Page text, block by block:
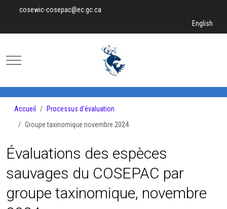
cosewic-cosepac@ec.gc.ca
Sélectionnez
English
Mobile Menu Toggle
Accueil
Processus d'évaluation
Groupe taxinomique novembre 2024
Évaluations des espèces
sauvages du COSEPAC par
groupe taxinomique, novembre